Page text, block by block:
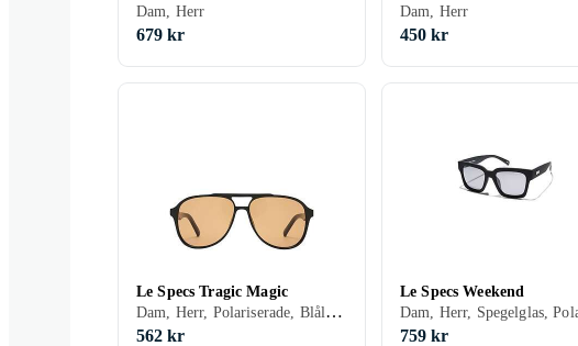
Dam, Herr
679 kr
Dam, Herr
450 kr
Le Specs Tragic Magic
Dam, Herr, Polariserade, Blåljusreducering
562 kr
Le Specs Weekend
759 kr